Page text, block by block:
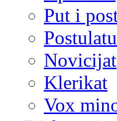
Put i
Novicijat
Klerikat
Vox